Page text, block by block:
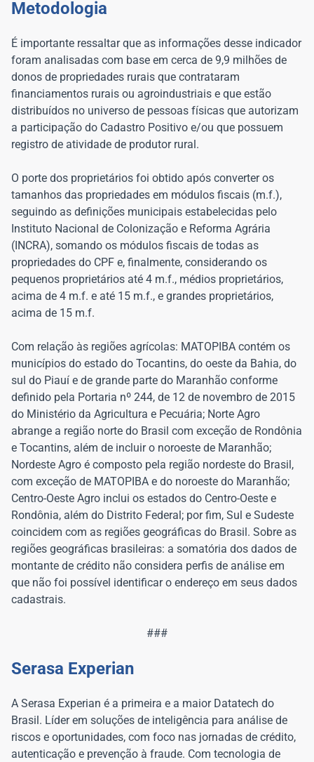
Metodologia
É importante ressaltar que as informações desse indicador
foram analisadas com base em cerca de 9,9 milhões de
donos de propriedades rurais que contrataram
financiamentos rurais ou agroindustriais e que estão
distribuídos no universo de pessoas físicas que autorizam
a participação do Cadastro Positivo e/ou que possuem
registro de atividade de produtor rural.
O porte dos proprietários foi obtido após converter os
tamanhos das propriedades em módulos fiscais (m.f.),
seguindo as definições municipais estabelecidas pelo
Instituto Nacional de Colonização e Reforma Agrária
(INCRA), somando os módulos fiscais de todas as
propriedades do CPF e, finalmente, considerando os
pequenos proprietários até 4 m.f., médios proprietários,
acima de 4 m.f. e até 15 m.f., e grandes proprietários,
acima de 15 m.f.
Com relação às regiões agrícolas: MATOPIBA contém os
municípios do estado do Tocantins, do oeste da Bahia, do
sul do Piauí e de grande parte do Maranhão conforme
definido pela Portaria nº 244, de 12 de novembro de 2015
do Ministério da Agricultura e Pecuária; Norte Agro
abrange a região norte do Brasil com exceção de Rondônia
e Tocantins, além de incluir o noroeste de Maranhão;
Nordeste Agro é composto pela região nordeste do Brasil,
com exceção de MATOPIBA e do noroeste do Maranhão;
Centro-Oeste Agro inclui os estados do Centro-Oeste e
Rondônia, além do Distrito Federal; por fim, Sul e Sudeste
coincidem com as regiões geográficas do Brasil. Sobre as
regiões geográficas brasileiras: a somatória dos dados de
montante de crédito não considera perfis de análise em
que não foi possível identificar o endereço em seus dados
cadastrais.
###
Serasa Experian
A Serasa Experian é a primeira e a maior Datatech do
Brasil. Líder em soluções de inteligência para análise de
riscos e oportunidades, com foco nas jornadas de crédito,
autenticação e prevenção à fraude. Com tecnologia de